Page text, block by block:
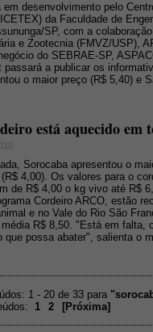
em desenvolvimento pelo
da Faculdade de
SP, com a
e Zootecnia (FMVZ/USP),
do SEBRAE-SP,
passará a publicar os
o maior preço (R$ 5,40) e
está aquecido em
Sorocaba apresentou o
4,00). Os valores para o
de R$ 4,00 o kg vivo até R$
Cordeiro ARCO, estão
e no Vale do Rio São
R$ 8,50. "Está em falta,
que possa abater", salienta o
1 - 20 de 33 para
1 2 [Próxima]